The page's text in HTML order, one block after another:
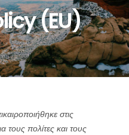
(EU)
στις
τους πολίτες και τους